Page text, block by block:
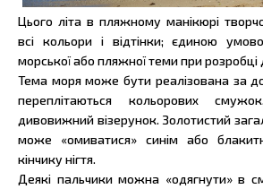
Цього літа в пляжному манікюрі
всі кольори і відтінки; єдиною
морської або пляжної теми при розробці
Тема моря може бути реалізована за
переплітаються кольорових
дивовижний візерунок. Золотистий
може «омиватися» синім або
кінчику нігтя.
Деякі пальчики можна «одягнути» в